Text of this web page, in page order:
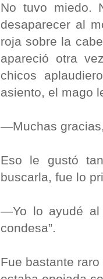
No tuvo miedo.
desaparecer al
roja sobre la
apareció otra
chicos
asiento, el mago
—Muchas
Eso le gustó
buscarla, fue lo
—Yo lo ayudé al
condesa”.
Fue bastante